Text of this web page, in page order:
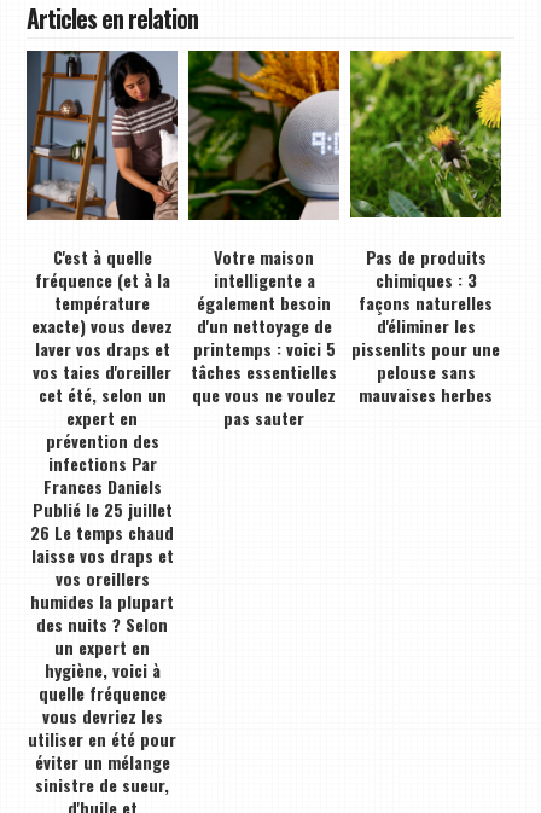
Articles en relation
C'est à quelle
fréquence (et à la
température
exacte) vous devez
laver vos draps et
vos taies d'oreiller
cet été, selon un
expert en
prévention des
infections Par
Frances Daniels
Publié le 25 juillet
26 Le temps chaud
laisse vos draps et
vos oreillers
humides la plupart
des nuits ? Selon
un expert en
hygiène, voici à
quelle fréquence
vous devriez les
utiliser en été pour
éviter un mélange
sinistre de sueur,
d'huile et
Votre maison
intelligente a
également besoin
d'un nettoyage de
printemps : voici 5
tâches essentielles
que vous ne voulez
pas sauter
Pas de produits
chimiques : 3
façons naturelles
d'éliminer les
pissenlits pour une
pelouse sans
mauvaises herbes